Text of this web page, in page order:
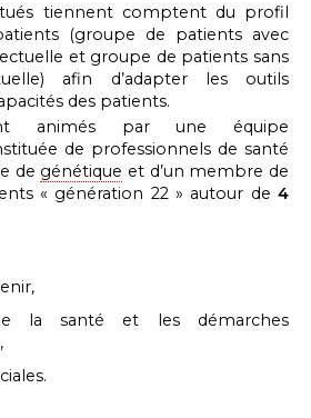
tiennent comptent du profil
(groupe de patients avec
et groupe de patients sans
afin d’adapter les outils
des patients.
animés par une équipe
de professionnels de santé
de génétique et d’un membre de
« génération 22 » autour de 4
la santé et les démarches